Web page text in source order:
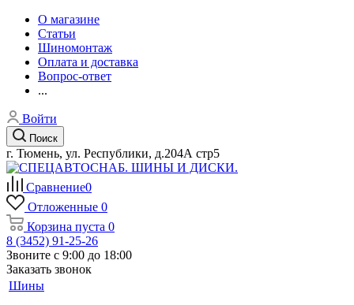
О магазине
Статьи
Шиномонтаж
Оплата и доставка
Вопрос-ответ
...
Войти
Поиск
г. Тюмень, ул. Республики, д.204А стр5
Сравнение0
Отложенные 0
Корзина пуста 0
8 (3452) 91-25-26
Звоните с 9:00 до 18:00
Заказать звонок
Шины